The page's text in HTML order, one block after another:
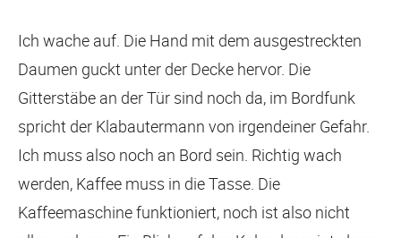
Ich wache auf. Die Hand mit dem ausgestreckten
Daumen guckt unter der Decke hervor. Die
Gitterstäbe an der Tür sind noch da, im Bordfunk
spricht der Klabautermann von irgendeiner Gefahr.
Ich muss also noch an Bord sein. Richtig wach
werden, Kaffee muss in die Tasse. Die
Kaffeemaschine funktioniert, noch ist also nicht